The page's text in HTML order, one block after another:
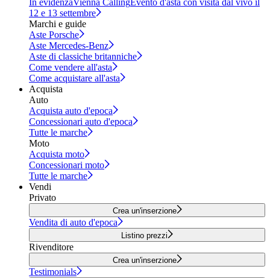
In evidenzaVienna CallingEvento d'asta con visita dal vivo il
12 e 13 settembre
Marchi e guide
Aste Porsche
Aste Mercedes-Benz
Aste di classiche britanniche
Come vendere all'asta
Come acquistare all'asta
Acquista
Auto
Acquista auto d'epoca
Concessionari auto d'epoca
Tutte le marche
Moto
Acquista moto
Concessionari moto
Tutte le marche
Vendi
Privato
Crea un'inserzione
Vendita di auto d'epoca
Listino prezzi
Rivenditore
Crea un'inserzione
Testimonials